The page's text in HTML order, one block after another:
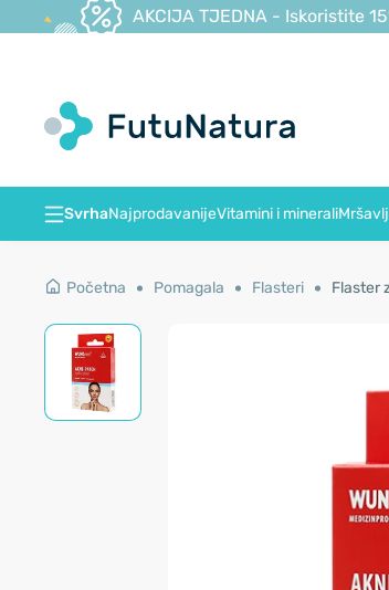
AKCIJA TJEDNA - Iskoristite
SvrhaNajprodavanijeVitamini i minerali
Početna Pomagala Flasteri Flaster